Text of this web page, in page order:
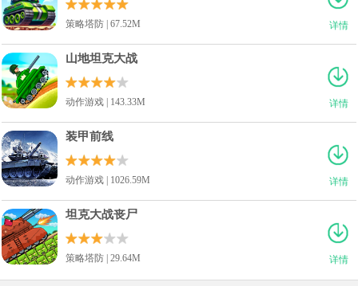
详情
策略塔防 | 67.52M
详情
山地坦克大战
动作游戏 | 143.33M
详情
装甲前线
动作游戏 | 1026.59M
详情
坦克大战丧尸
策略塔防 | 29.64M